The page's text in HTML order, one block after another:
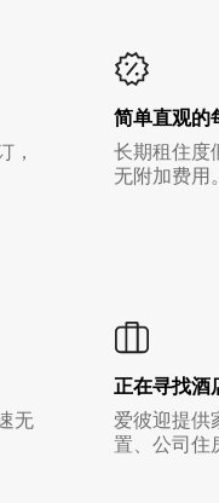
，
简单直观的
长期租住度
无附加费用
无
正在寻找酒
爱彼迎提供
置、公司住